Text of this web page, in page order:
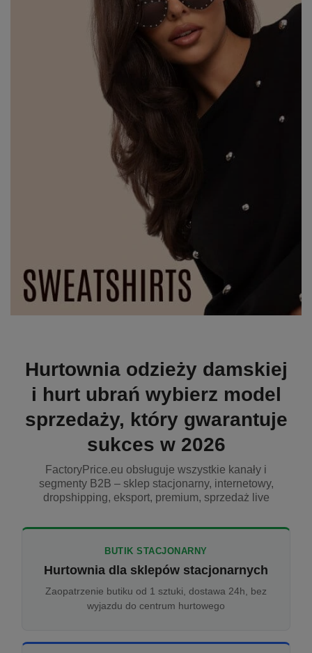
Hurtownia odzieży damskiej
i hurt ubrań wybierz model
sprzedaży, który gwarantuje
sukces w 2026
FactoryPrice.eu obsługuje wszystkie kanały i
segmenty B2B – sklep stacjonarny, internetowy,
dropshipping, eksport, premium, sprzedaż live
BUTIK STACJONARNY
Hurtownia dla sklepów stacjonarnych
Zaopatrzenie butiku od 1 sztuki, dostawa 24h, bez
wyjazdu do centrum hurtowego